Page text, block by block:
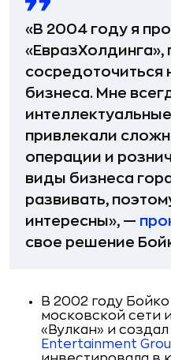
«В 2004 году я
«ЕвразХолдинга»,
сосредоточиться
бизнеса. Мне
привлекали
операции и
виды бизнеса
развивать,
интересны», —
свое решение
В 2002 году
московской сети
«Вулкан» и
Entertainment